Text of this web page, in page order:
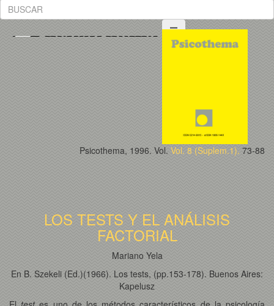
Psicothema, 1996. Vol. Vol. 8 (Suplem.1). 73-88
LOS TESTS Y EL ANÁLISIS
FACTORIAL
Mariano Yela
En B. Szekeli (Ed.)(1966). Los tests, (pp.153-178). Buenos Aires:
Kapelusz